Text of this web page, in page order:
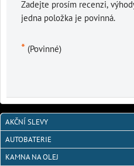
Zadejte prosím recenzi,
jedna položka je povinná.
* (Povinné)
AKČNÍ SLEVY
AUTOBATERIE
KAMNA NA OLEJ